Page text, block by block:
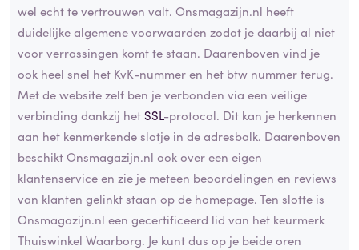
wel echt te vertrouwen valt. Onsmagazijn.nl heeft
duidelijke algemene voorwaarden zodat je daarbij al niet
voor verrassingen komt te staan. Daarenboven vind je
ook heel snel het KvK-nummer en het btw nummer terug.
Met de website zelf ben je verbonden via een veilige
verbinding dankzij hetSSL-protocol. Dit kan je herkennen
aan het kenmerkende slotje in de adresbalk. Daarenboven
beschikt Onsmagazijn.nl ook over een eigen
klantenservice en zie je meteen beoordelingen en reviews
van klanten gelinkt staan op de homepage. Ten slotte is
Onsmagazijn.nl een gecertificeerd lid van het keurmerk
Thuiswinkel Waarborg. Je kunt dus op je beide oren